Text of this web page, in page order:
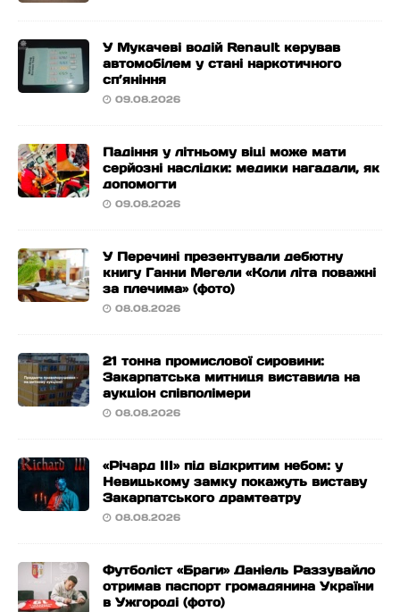
У Мукачеві водій Renault керував
автомобілем у стані наркотичного
сп’яніння
09.08.2026
Падіння у літньому віці може мати
серйозні наслідки: медики нагадали, як
допомогти
09.08.2026
У Перечині презентували дебютну
книгу Ганни Мегели «Коли літа поважні
за плечима» (фото)
08.08.2026
21 тонна промислової сировини:
Закарпатська митниця виставила на
аукціон співполімери
08.08.2026
«Річард ІІІ» під відкритим небом: у
Невицькому замку покажуть виставу
Закарпатського драмтеатру
08.08.2026
Футболіст «Браги» Даніель Раззувайло
отримав паспорт громадянина України
в Ужгороді (фото)